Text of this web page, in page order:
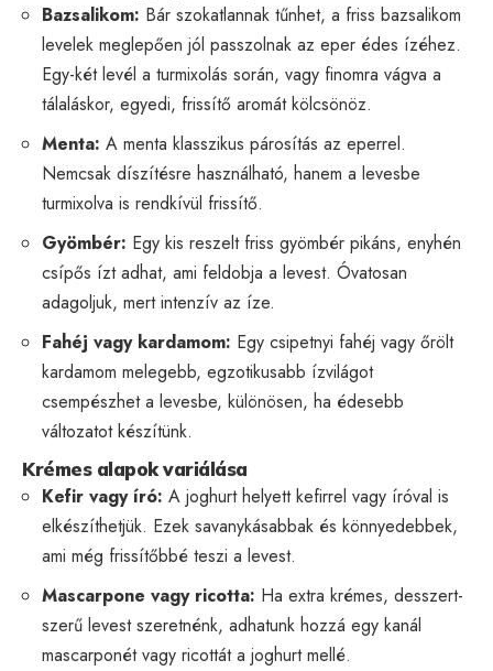
Bazsalikom: Bár szokatlannak tűnhet, a friss bazsalikom
levelek meglepően jól passzolnak az eper édes ízéhez.
Egy-két levél a turmixolás során, vagy finomra vágva a
tálaláskor, egyedi, frissítő aromát kölcsönöz.
Menta: A menta klasszikus párosítás az eperrel.
Nemcsak díszítésre használható, hanem a levesbe
turmixolva is rendkívül frissítő.
Gyömbér: Egy kis reszelt friss gyömbér pikáns, enyhén
csípős ízt adhat, ami feldobja a levest. Óvatosan
adagoljuk, mert intenzív az íze.
Fahéj vagy kardamom: Egy csipetnyi fahéj vagy őrölt
kardamom melegebb, egzotikusabb ízvilágot
csempészhet a levesbe, különösen, ha édesebb
változatot készítünk.
Krémes alapok variálása
Kefir vagy író: A joghurt helyett kefirrel vagy íróval is
elkészíthetjük. Ezek savanykásabbak és könnyedebbek,
ami még frissítőbbé teszi a levest.
Mascarpone vagy ricotta: Ha extra krémes, desszert-
szerű levest szeretnénk, adhatunk hozzá egy kanál
mascarponét vagy ricottát a joghurt mellé.